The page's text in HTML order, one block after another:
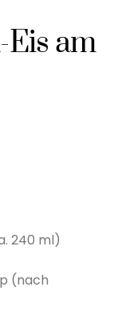
am
240 ml)
(nach